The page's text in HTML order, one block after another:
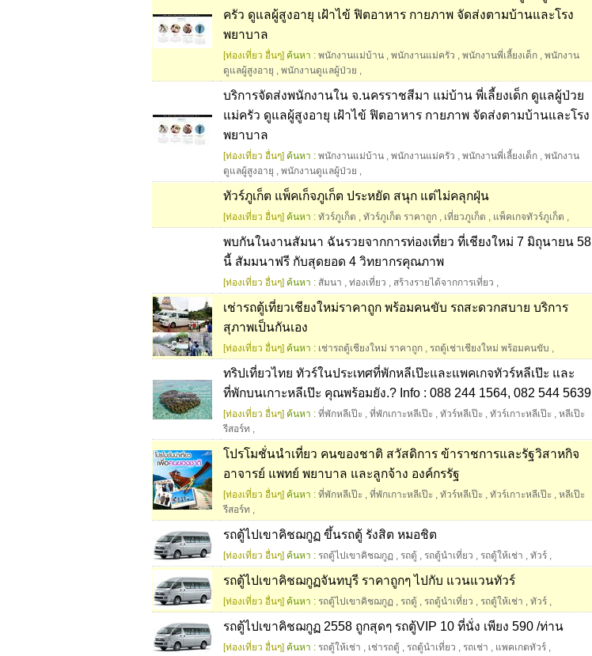
ครัว ดูแลผู้สูงอายุ เฝ้าไข้ ฟิตอาหาร กายภาพ จัดส่งตามบ้านและโรง
พยาบาล
[ท่องเที่ยว อื่นๆ] ค้นหา : พนักงานแม่บ้าน , พนักงานแม่ครัว , พนักงานพี่เลี้ยงเด็ก , พนักงาน
ดูแลผู้สูงอายุ , พนักงานดูแลผู้ป่วย ,
บริการจัดส่งพนักงานใน จ.นครราชสีมา แม่บ้าน พี่เลี้ยงเด็ก ดูแลผู้ป่วย
แม่ครัว ดูแลผู้สูงอายุ เฝ้าไข้ ฟิตอาหาร กายภาพ จัดส่งตามบ้านและโรง
พยาบาล
[ท่องเที่ยว อื่นๆ] ค้นหา : พนักงานแม่บ้าน , พนักงานแม่ครัว , พนักงานพี่เลี้ยงเด็ก , พนักงาน
ดูแลผู้สูงอายุ , พนักงานดูแลผู้ป่วย ,
ทัวร์ภูเก็ต แพ็คเก็จภูเก็ต ประหยัด สนุก แต่ไม่คลุกฝุ่น
[ท่องเที่ยว อื่นๆ] ค้นหา : ทัวร์ภูเก็ต , ทัวร์ภูเก็ต ราคาถูก , เที่ยวภูเก็ต , แพ็คเกจทัวร์ภูเก็ต ,
พบกันในงานสัมนา ฉันรวยจากการท่องเที่ยว ที่เชียงใหม่ 7 มิถุนายน 58
นี้ สัมมนาฟรี กับสุดยอด 4 วิทยากรคุณภาพ
[ท่องเที่ยว อื่นๆ] ค้นหา : สัมนา , ท่องเที่ยว , สร้างรายได้จากการเที่ยว ,
เช่ารถตู้เที่ยวเชียงใหม่ราคาถูก พร้อมคนขับ รถสะดวกสบาย บริการ
สุภาพเป็นกันเอง
[ท่องเที่ยว อื่นๆ] ค้นหา : เช่ารถตู้เชียงใหม่ ราคาถูก , รถตู้เช่าเชียงใหม่ พร้อมคนขับ ,
ทริปเที่ยวไทย ทัวร์ในประเทศที่พักหลีเป๊ะและแพคเกจทัวร์หลีเป๊ะ และ
ที่พักบนเกาะหลีเป๊ะ คุณพร้อมยัง.? Info : 088 244 1564, 082 544 5639
[ท่องเที่ยว อื่นๆ] ค้นหา : ที่พักหลีเป๊ะ , ที่พักเกาะหลีเป๊ะ , ทัวร์หลีเป๊ะ , ทัวร์เกาะหลีเป๊ะ , หลีเป๊ะ
รีสอร์ท ,
โปรโมชั่นนำเที่ยว คนของชาติ สวัสดิการ ข้าราชการและรัฐวิสาหกิจ
อาจารย์ แพทย์ พยาบาล และลูกจ้าง องค์กรรัฐ
[ท่องเที่ยว อื่นๆ] ค้นหา : ที่พักหลีเป๊ะ , ที่พักเกาะหลีเป๊ะ , ทัวร์หลีเป๊ะ , ทัวร์เกาะหลีเป๊ะ , หลีเป๊ะ
รีสอร์ท ,
รถตู้ไปเขาคิชฌกูฏ ขึ้นรถตู้ รังสิต หมอชิต
[ท่องเที่ยว อื่นๆ] ค้นหา : รถตู้ไปเขาคิชฌกูฏ , รถตู้ , รถตู้นำเที่ยว , รถตู้ให้เช่า , ทัวร์ ,
รถตู้ไปเขาคิชฌกูฏจันทบุรี ราคาถูกๆ ไปกับ แวนแวนทัวร์
[ท่องเที่ยว อื่นๆ] ค้นหา : รถตู้ไปเขาคิชฌกูฏ , รถตู้ , รถตู้นำเที่ยว , รถตู้ให้เช่า , ทัวร์ ,
รถตู้ไปเขาคิชฌกูฏ 2558 ถูกสุดๆ รถตู้VIP 10 ที่นั่ง เพียง 590 /ท่าน
[ท่องเที่ยว อื่นๆ] ค้นหา : รถตู้ให้เช่า , เช่ารถตู้ , รถตู้นำเที่ยว , รถเช่า , แพคเกตทัวร์ ,